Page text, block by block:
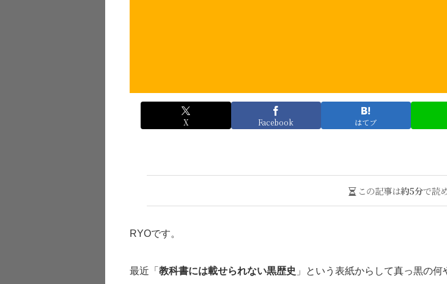
X Facebook はてブ
この記事は約5分で読
RYOです。
最近「 教科書には載せられない黒歴史 」という表紙からして真っ黒の何